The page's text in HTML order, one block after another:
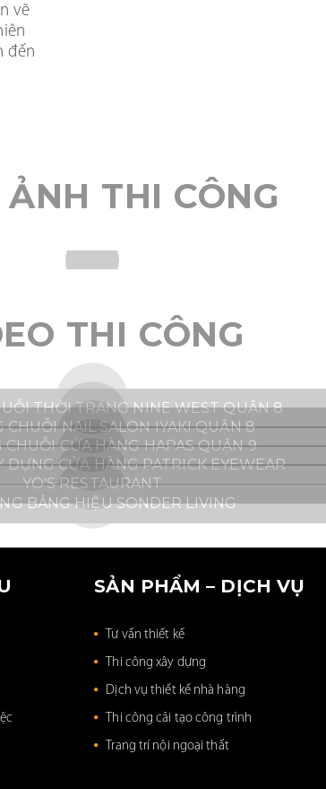
vẽ
đến
THI CÔNG
THI CÔNG
THỜI TRANG NINE WEST QUẬN 8
CHUỖI NAIL SALON IYAKI QUẬN 8
CHUỖI CỬA HÀNG HAPAS QUẬN 9
DỰNG CỬA HÀNG PATRICK EYEWEAR
YO'S RESTAURANT
BẢNG HIỆU SONDER LIVING
SẢN PHẨM – DỊCH VỤ
Tư vấn thiết kế
Thi công xây dựng
Dịch vụ thiết kế nhà hàng
Thi công cải tạo công trình
Trang trí nội ngoại thất